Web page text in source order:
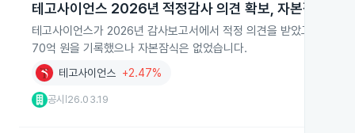
테고사이언스 2026년 적정감사 의견 확보, 자본잠식 없
테고사이언스가 2026년 감사보고서에서 적정 의견을 받았고, 계속
70억 원을 기록했으나 자본잠식은 없었습니다.
테고사이언스 +2.47%
공시 26.03.19